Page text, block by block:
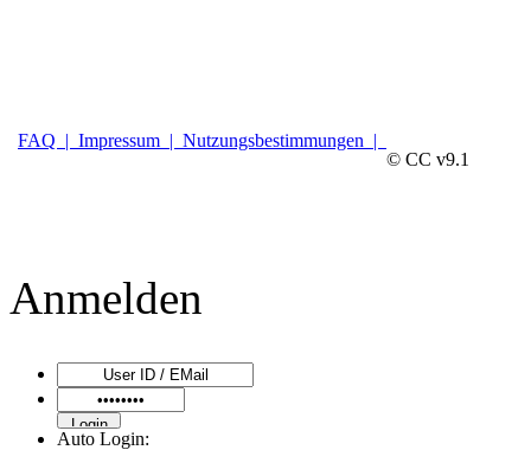
FAQ | Impressum | Nutzungsbestimmungen |
© CC v9.1
Anmelden
Auto Login: